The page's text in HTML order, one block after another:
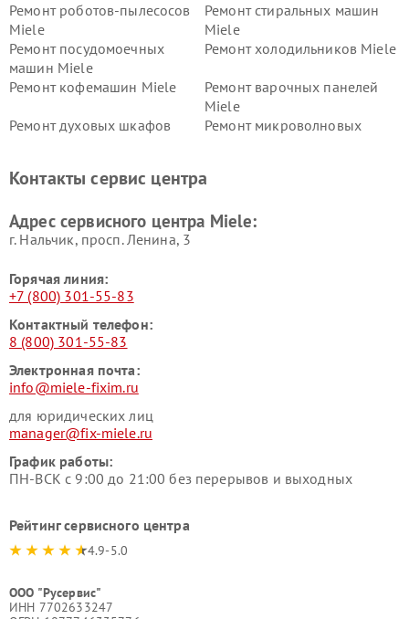
Ремонт роботов-пылесосов
Miele
Ремонт стиральных машин
Miele
Ремонт посудомоечных
машин Miele
Ремонт холодильников Miele
Ремонт кофемашин Miele
Ремонт варочных панелей
Miele
Ремонт духовых шкафов
Ремонт микроволновых
Miele
Miele
пылесосов Miele
Контакты сервис центра
Адрес сервисного центра Miele:
г. Нальчик, просп. Ленина, 3
Горячая линия:
+7 (800) 301-55-83
Контактный телефон:
8 (800) 301-55-83
Электронная почта:
info@miele-fixim.ru
для юридических лиц
manager@fix-miele.ru
График работы:
ПН-ВСК с 9:00 до 21:00 без перерывов и выходных
Рейтинг сервисного центра
4.9-5.0
ООО "Русервис"
ИНН 7702633247